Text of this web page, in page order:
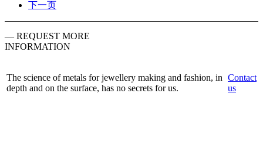
下一页
— REQUEST MORE
INFORMATION
The science of metals for jewellery making and fashion, in
depth and on the surface, has no secrets for us.
Contact
us